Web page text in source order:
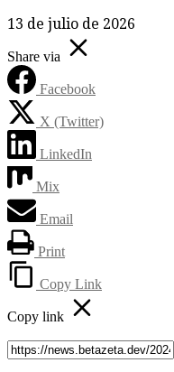
13 de julio de 2026
Share via
Facebook
X (Twitter)
LinkedIn
Mix
Email
Print
Copy Link
Copy link